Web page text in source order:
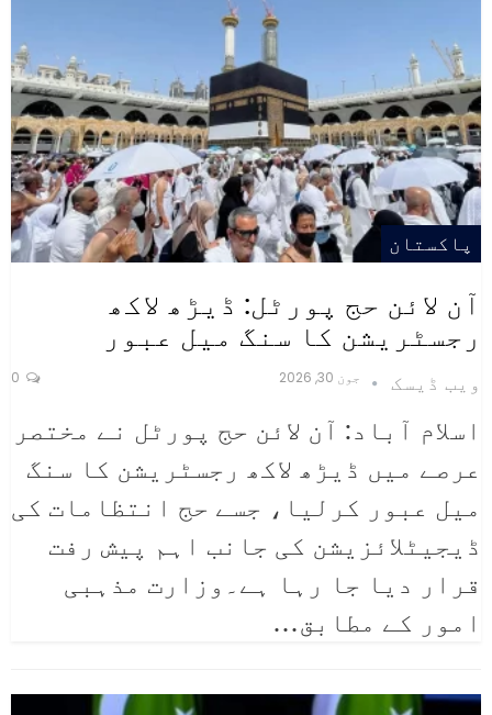
پاکستان
آن لائن حج پورٹل: ڈیڑھ لاکھ
رجسٹریشن کا سنگ میل عبور
ویب ڈیسک جون 30, 2026
اسلام آباد: آن لائن حج پورٹل نے مختصر
عرصے میں ڈیڑھ لاکھ رجسٹریشن کا سنگ
میل عبور کرلیا، جسے حج انتظامات کی
ڈیجیٹلائزیشن کی جانب اہم پیش رفت
قرار دیا جا رہا ہے۔وزارت مذہبی
امور کے مطابق…